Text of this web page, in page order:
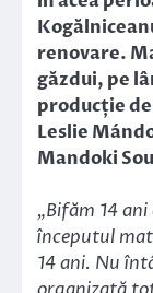
renovare.
găzdui, pe
producție
Leslie
Mandoki
„Bifăm 14
începutul
14 ani. Nu